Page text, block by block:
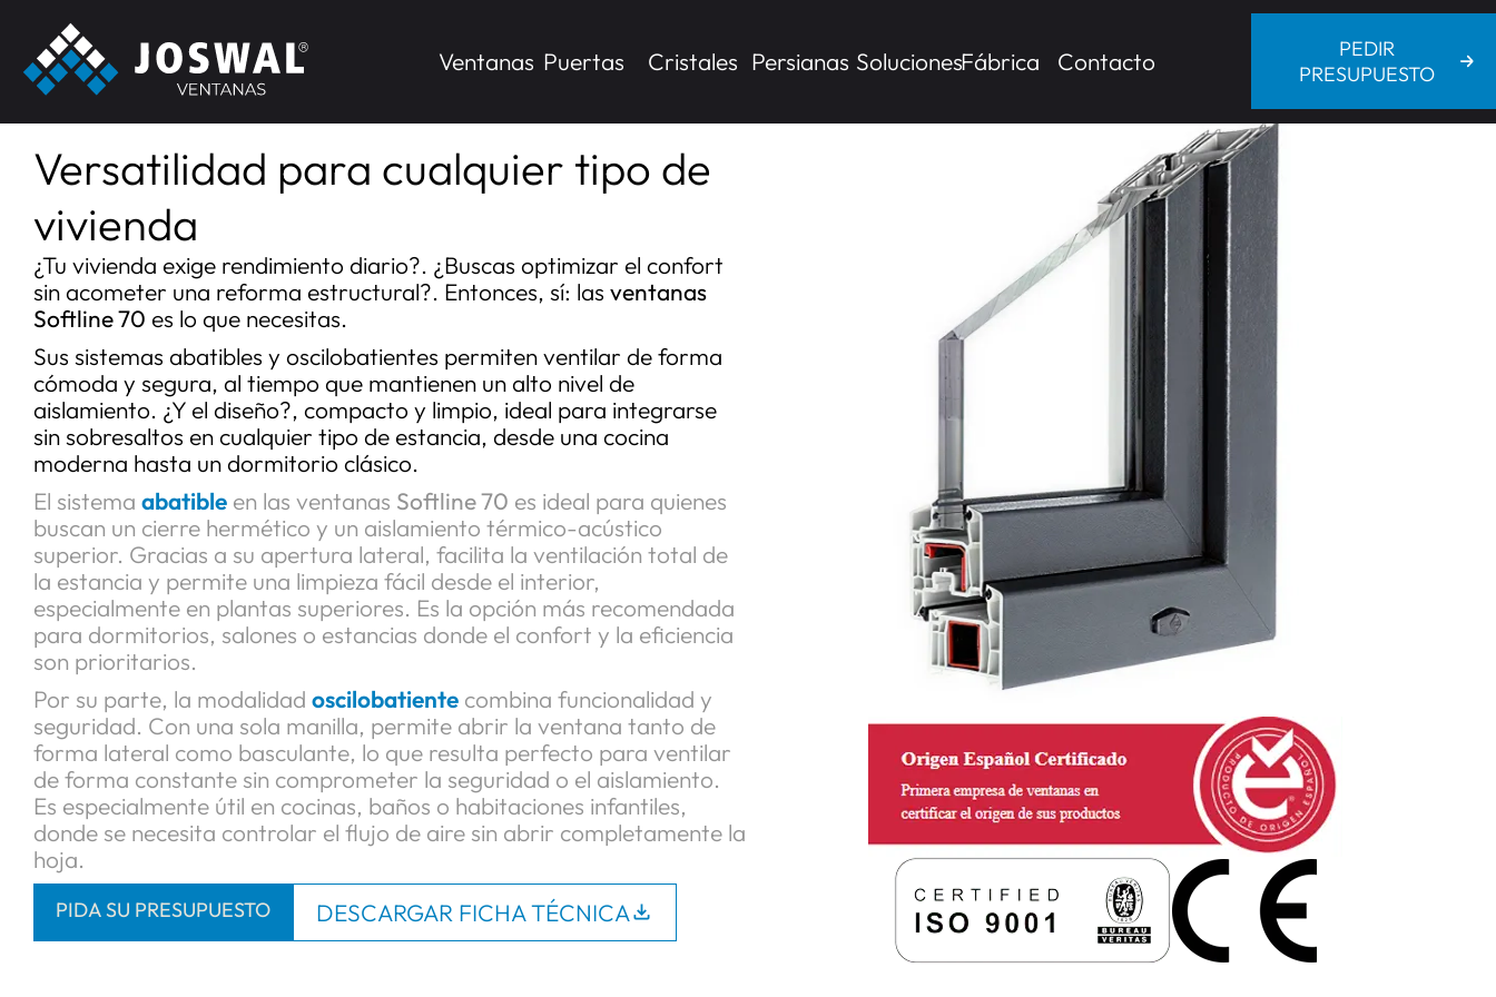
Ventanas Puertas Cristales Persianas SolucionesFábrica Contacto
PEDIR
PRESUPUESTO
Inicio Ventanas Ventanas de PVC
SOFTLINE 70
VENTANAS DOBLE JUNTA SOFTLINE 70
Versatilidad para cualquier tipo de
vivienda
¿Tu vivienda exige rendimiento diario?. ¿Buscas optimizar el confort
sin acometer una reforma estructural?. Entonces, sí: las ventanas
Softline 70es lo que necesitas.
Sus sistemas abatibles y oscilobatientes permiten ventilar de forma
cómoda y segura, al tiempo que mantienen un alto nivel de
aislamiento. ¿Y el diseño?, compacto y limpio, ideal para integrarse
sin sobresaltos en cualquier tipo de estancia, desde una cocina
moderna hasta un dormitorio clásico.
El sistemaabatibleen las ventanasSoftline 70es ideal para quienes
buscan un cierre hermético y un aislamiento térmico-acústico
superior. Gracias a su apertura lateral, facilita la ventilación total de
la estancia y permite una limpieza fácil desde el interior,
especialmente en plantas superiores. Es la opción más recomendada
para dormitorios, salones o estancias donde el confort y la eficiencia
son prioritarios.
Por su parte, la modalidad
oscilobatiente combina funcionalidad y
seguridad. Con una sola manilla, permite abrir la ventana tanto de